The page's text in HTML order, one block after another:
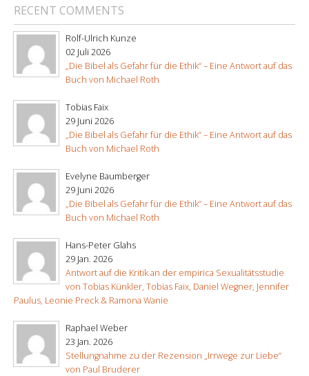
RECENT COMMENTS
Rolf-Ulrich Kunze
02 Juli 2026
„Die Bibel als Gefahr für die Ethik“ – Eine Antwort auf das
Buch von Michael Roth
Tobias Faix
29 Juni 2026
„Die Bibel als Gefahr für die Ethik“ – Eine Antwort auf das
Buch von Michael Roth
Evelyne Baumberger
29 Juni 2026
„Die Bibel als Gefahr für die Ethik“ – Eine Antwort auf das
Buch von Michael Roth
Hans-Peter Glahs
29 Jan. 2026
Antwort auf die Kritik an der empirica Sexualitätsstudie
von Tobias Künkler, Tobias Faix, Daniel Wegner, Jennifer
Paulus, Leonie Preck & Ramona Wanie
Raphael Weber
23 Jan. 2026
Stellungnahme zu der Rezension „Irrwege zur Liebe“
von Paul Bruderer